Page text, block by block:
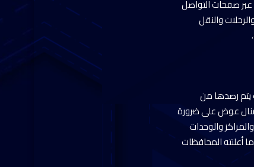
عبر صفحات التواصل
والنقل
يتم رصدها من
عوض على ضرورة
والوحدات
أعلنته المحافظات